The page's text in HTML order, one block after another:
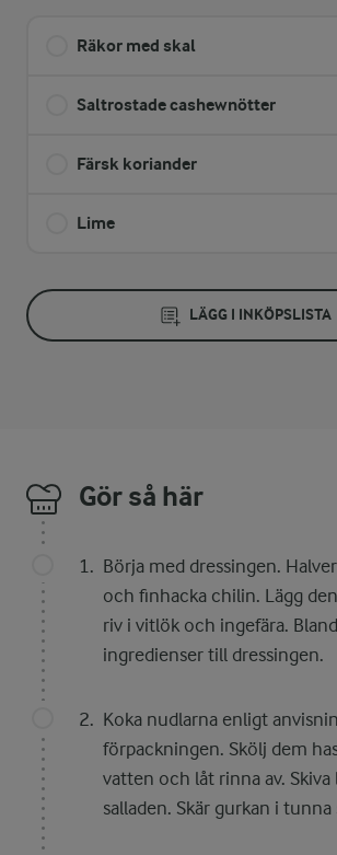
Räkor med skal
Saltrostade cashewnötter
Färsk koriander
Lime
LÄGG I INKÖPSLISTA
Gör så här
Börja med dressingen.
och finhacka chilin. Lägg
riv i vitlök och ingefära.
ingredienser till dressingen.
Koka nudlarna enligt
förpackningen. Skölj dem
vatten och låt rinna av.
salladen. Skär gurkan i tunna